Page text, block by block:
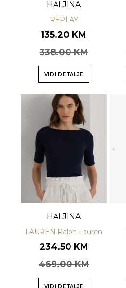
HALJINA
REPLAY
135.20 KM
338.00 KM
VIDI DETALJE
HALJINA
LAUREN Ralph Lauren
234.50 KM
469.00 KM
VIDI DETALJE